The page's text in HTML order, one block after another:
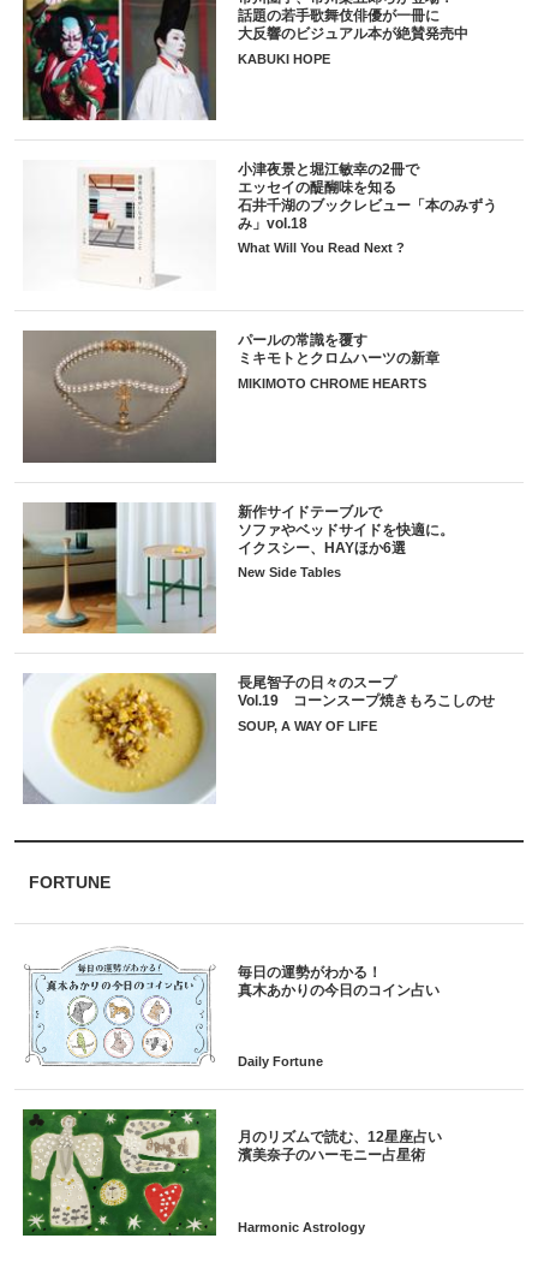
話題の若手歌舞伎俳優が一冊に
大反響のビジュアル本が絶賛発売中
KABUKI HOPE
小津夜景と堀江敏幸の2冊で
エッセイの醍醐味を知る
石井千湖のブックレビュー「本のみずう
み」vol.18
What Will You Read Next ?
パールの常識を覆す
ミキモトとクロムハーツの新章
MIKIMOTO CHROME HEARTS
新作サイドテーブルで
ソファやベッドサイドを快適に。
イクスシー、HAYほか6選
New Side Tables
長尾智子の日々のスープ
Vol.19 コーンスープ焼きもろこしのせ
SOUP, A WAY OF LIFE
FORTUNE
毎日の運勢がわかる！
月のリズムで読む、12星座占い